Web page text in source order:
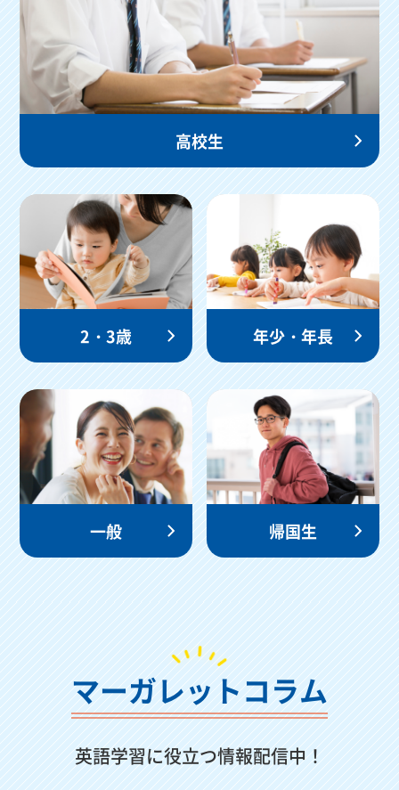
高校生
2・3歳 年少・年長
一般 帰国生
マーガレットコラム
英語学習に役立つ情報配信中！